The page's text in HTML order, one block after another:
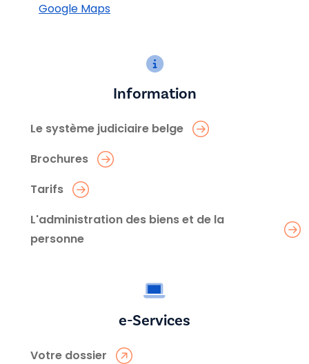
Google Maps
Information
Le système judiciaire belge
Brochures
Tarifs
L'administration des biens et de la
personne
e-Services
Votre dossier